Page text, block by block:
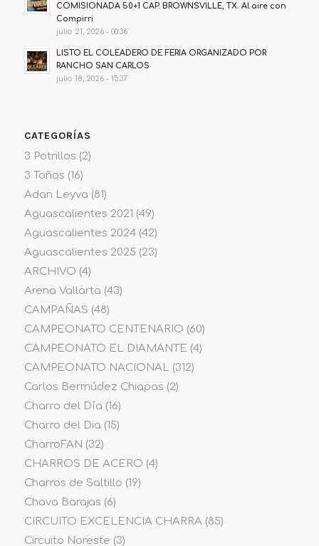
COMISIONADA 50+1 CAP. BROWNSVILLE, TX. Al aire con
Compirri
julio 21, 2026 - 00:36
LISTO EL COLEADERO DE FERIA ORGANIZADO POR
RANCHO SAN CARLOS
julio 18, 2026 - 15:37
CATEGORÍAS
3 Potrillos (2)
3 Toños (16)
Adan Leyva (81)
Aguascalientes 2021 (49)
Aguascalientes 2024(42)
Aguascalientes 2025 (23)
ARCHIVO (4)
Arena Vallarta (43)
CAMPAÑAS (48)
CAMPEONATO CENTENARIO (60)
CAMPEONATO EL DIAMANTE (4)
CAMPEONATO NACIONAL(312)
Carlos Bermúdez Chiapas (2)
Charro del Día (16)
Charro del Dia (15)
CharroFAN (32)
CHARROS DE ACERO (4)
Charros de Saltillo (19)
Chava Barajas (6)
CIRCUITO EXCELENCIA CHARRA(85)
Circuito Noreste (3)